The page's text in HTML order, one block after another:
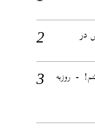
در
- روزبه